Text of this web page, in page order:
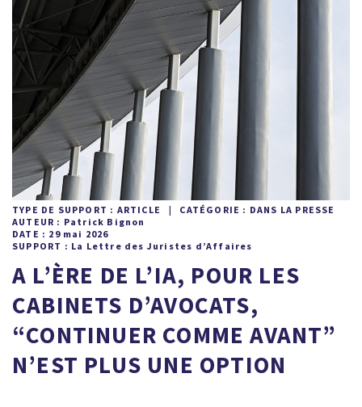
TYPE DE SUPPORT : ARTICLE | CATÉGORIE : DANS LA PRESSE
AUTEUR : Patrick Bignon
DATE : 29 mai 2026
SUPPORT : La Lettre des Juristes d’Affaires
A L’ÈRE DE L’IA, POUR LES
CABINETS D’AVOCATS,
“CONTINUER COMME AVANT”
N’EST PLUS UNE OPTION